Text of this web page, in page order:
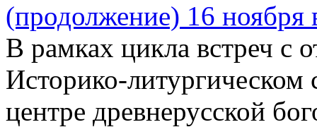
(продолжение) 16 ноября
В рамках цикла встреч
Историко-
центре древнерусской